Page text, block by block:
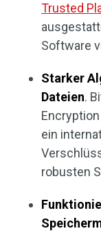
Trusted
Software
Starker
Dateien.
ein
robusten